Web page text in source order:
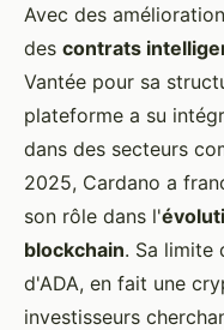
Avec des
des contrats
Vantée pour sa
plateforme a su
dans des secteurs
2025, Cardano a
son rôle dans l'
blockchain. Sa limite
d'ADA, en fait une
investisseurs